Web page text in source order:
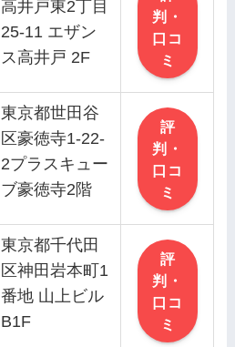
高井戸東2丁目
25-11 エザン
ス高井戸 2F
判・
口コ
ミ
東京都世田谷
区豪徳寺1-22-
2プラスキュー
ブ豪徳寺2階
評
判・
口コ
ミ
東京都千代田
区神田岩本町1
番地 山上ビル
B1F
評
判・
口コ
ミ